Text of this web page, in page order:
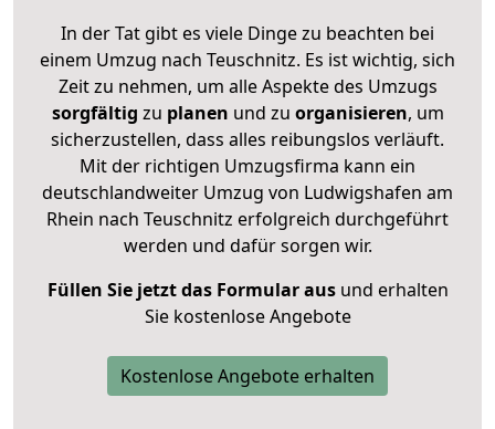
In der Tat gibt es viele Dinge zu beachten bei
einem Umzug nach Teuschnitz. Es ist wichtig, sich
Zeit zu nehmen, um alle Aspekte des Umzugs
sorgfältig zu planen und zu organisieren, um
sicherzustellen, dass alles reibungslos verläuft.
Mit der richtigen Umzugsfirma kann ein
deutschlandweiter Umzug von Ludwigshafen am
Rhein nach Teuschnitz erfolgreich durchgeführt
werden und dafür sorgen wir.
Füllen Sie jetzt das Formular ausund erhalten
Sie kostenlose Angebote
Kostenlose Angebote erhalten